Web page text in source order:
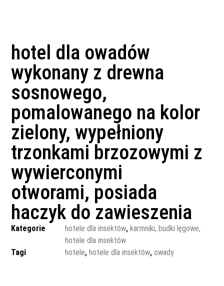
hotel dla owadów
wykonany z drewna
sosnowego,
pomalowanego na kolor
zielony, wypełniony
trzonkami brzozowymi z
wywierconymi
otworami, posiada
haczyk do zawieszenia
Kategorie hotele dla insektów,karmniki, budki lęgowe,
hotele dla insektów
Tagi
hotele,hotele dla insektów,owady